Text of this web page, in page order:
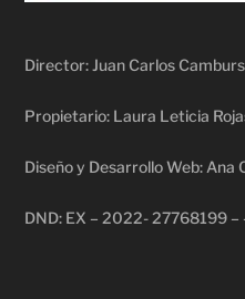
Director: Juan Carlos
Propietario: Laura Leticia
Diseño y Desarrollo Web: Ana
DND: EX – 2022- 27768199 –